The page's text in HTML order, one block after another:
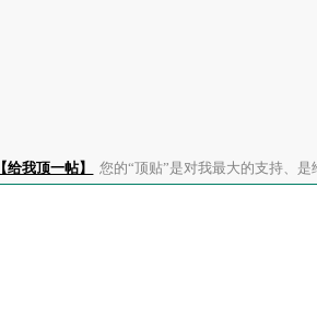
【给我顶一帖】 您的“顶贴”是对我最大的支持、